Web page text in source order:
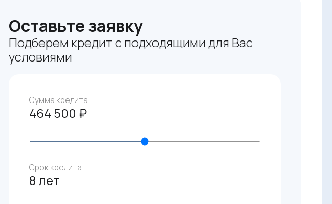
Оставьте заявку
Подберем кредит с подходящими для Вас
условиями
Сумма кредита
464 500 ₽
Срок кредита
8 лет